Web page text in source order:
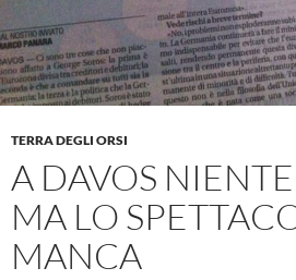
TERRA DEGLI ORSI
A DAVOS
MA LO
MANCA